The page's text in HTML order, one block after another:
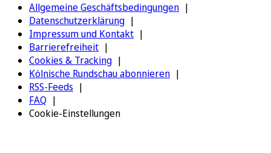
Allgemeine Geschäftsbedingungen
Datenschutzerklärung
Impressum und Kontakt
Barrierefreiheit
Cookies & Tracking
Kölnische Rundschau abonnieren
RSS-Feeds
FAQ
Cookie-Einstellungen